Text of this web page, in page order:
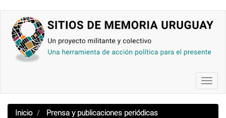
contenido
principal
Inicio
Prensa y publicaciones periódicas